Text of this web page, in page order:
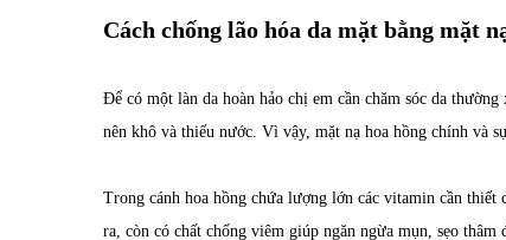
Cách chống lão hóa da mặt bằng mặt
Để có một làn da hoàn hảo chị em cần chăm sóc da
nên khô và thiếu nước. Vì vậy, mặt nạ hoa hồng chính và
Trong cánh hoa hồng chứa lượng lớn các vitamin cần
ra, còn có chất chống viêm giúp ngăn ngừa mụn, sẹo thâm